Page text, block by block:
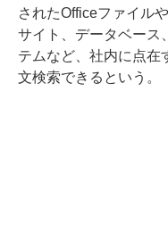
されたOfficeファイル
サイト、データベース
テムなど、社内に点在
文検索できるという。